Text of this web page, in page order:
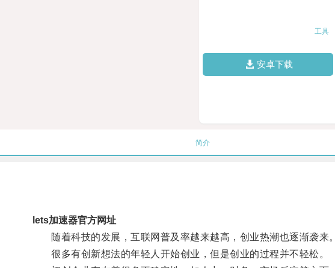
工具
安卓下载
简介
lets加速器官方网址
随着科技的发展，互联网普及率越来越高，创业热潮也逐渐袭来。
很多有创新想法的年轻人开始创业，但是创业的过程并不轻松。